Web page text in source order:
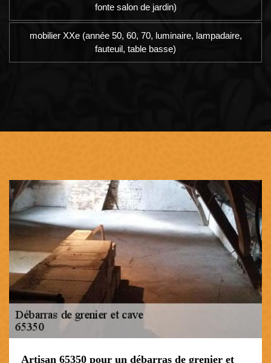
fonte salon de jardin)
mobilier XXe (année 50, 60, 70, luminaire, lampadaire,
fauteuil, table basse)
Artisan 65350 pour un débarras de grenier et